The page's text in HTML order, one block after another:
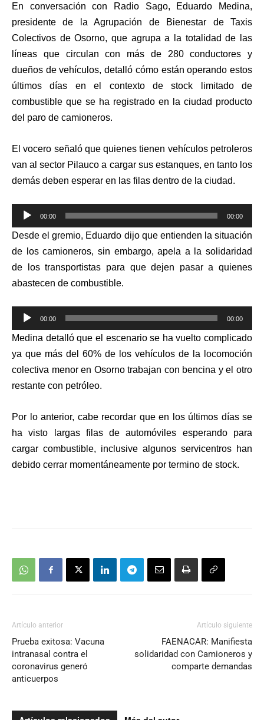
En conversación con Radio Sago, Eduardo Medina,
presidente de la Agrupación de Bienestar de Taxis
Colectivos de Osorno, que agrupa a la totalidad de las
líneas que circulan con más de 280 conductores y
dueños de vehículos, detalló cómo están operando estos
últimos días en el contexto de stock limitado de
combustible que se ha registrado en la ciudad producto
del paro de camioneros.
El vocero señaló que quienes tienen vehículos petroleros
van al sector Pilauco a cargar sus estanques, en tanto los
demás deben esperar en las filas dentro de la ciudad.
Reproductor
de
audio
00:00 00:00
Desde el gremio, Eduardo dijo que entienden la situación
de los camioneros, sin embargo, apela a la solidaridad
de los transportistas para que dejen pasar a quienes
abastecen de combustible.
Reproductor
de
audio
00:00 00:00
Medina detalló que el escenario se ha vuelto complicado
ya que más del 60% de los vehículos de la locomoción
colectiva menor en Osorno trabajan con bencina y el otro
restante con petróleo.
Por lo anterior, cabe recordar que en los últimos días se
ha visto largas filas de automóviles esperando para
cargar combustible, inclusive algunos servicentros han
debido cerrar momentáneamente por termino de stock.
Artículo anterior
Prueba exitosa: Vacuna
intranasal contra el
coronavirus generó
anticuerpos
Artículo siguiente
FAENACAR: Manifiesta
solidaridad con Camioneros y
comparte demandas